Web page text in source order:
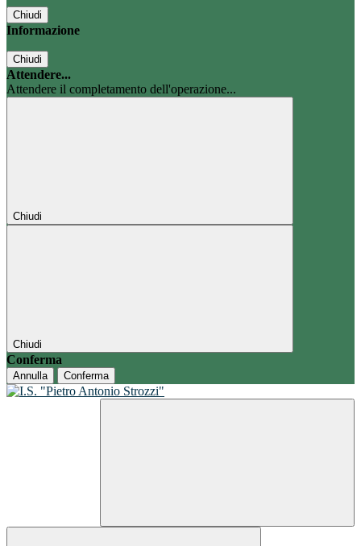
Chiudi
Informazione
Chiudi
Attendere...
Attendere il completamento dell'operazione...
Chiudi
Chiudi
Conferma
Annulla Conferma